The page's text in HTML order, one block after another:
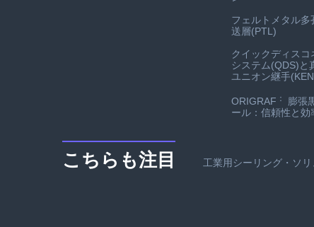
フェルトメタル多
送層(PTL)
クイックディスコ
システム(QDS)と
ユニオン継手
ORIGRAF ：
膨張
ール：信頼性と効
こちらも注目 工業用シーリング・ソ